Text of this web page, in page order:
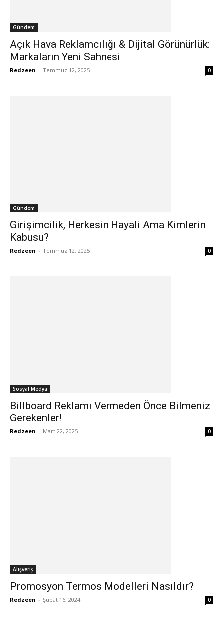
Gündem
Açık Hava Reklamcılığı & Dijital Görünürlük:
Markaların Yeni Sahnesi
Redzeen - Temmuz 12, 2025 0
Gündem
Girişimcilik, Herkesin Hayali Ama Kimlerin
Kabusu?
Redzeen - Temmuz 12, 2025 0
Sosyal Medya
Billboard Reklamı Vermeden Önce Bilmeniz
Gerekenler!
Redzeen - Mart 22, 2025 0
Alışveriş
Promosyon Termos Modelleri Nasıldır?
Redzeen - Şubat 16, 2024 0